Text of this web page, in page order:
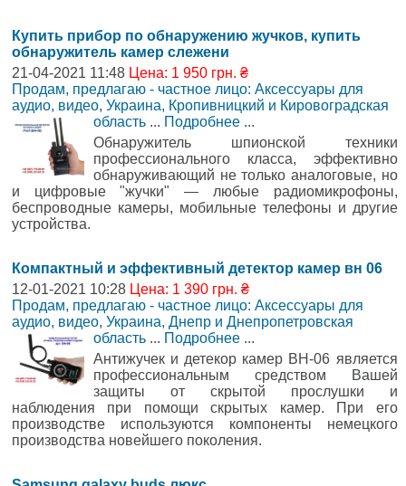
Купить прибор по обнаружению жучков, купить
обнаружитель камер слежени
21-04-2021 11:48 Цена: 1 950 грн. ₴
Продам, предлагаю - частное лицо: Аксессуары для
аудио, видео, Украина, Кропивницкий и Кировоградская
область ... Подробнее ...
Обнаружитель шпионской техники
профессионального класса, эффективно
обнаруживающий не только аналоговые, но
и цифровые "жучки" — любые радиомикрофоны,
беспроводные камеры, мобильные телефоны и другие
устройства.
Компактный и эффективный детектор камер вн 06
12-01-2021 10:28 Цена: 1 390 грн. ₴
Продам, предлагаю - частное лицо: Аксессуары для
аудио, видео, Украина, Днепр и Днепропетровская
область ... Подробнее ...
Антижучек и детекор камер ВН-06 является
профессиональным средством Вашей
защиты от скрытой прослушки и
наблюдения при помощи скрытых камер. При его
производстве используются компоненты немецкого
производства новейшего поколения.